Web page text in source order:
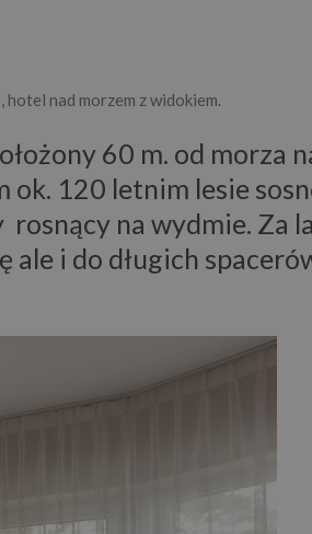
nad morzem z widokiem.
60 m. od morza
ok. 120 letnim lesie
na wydmie. Za
i do długich